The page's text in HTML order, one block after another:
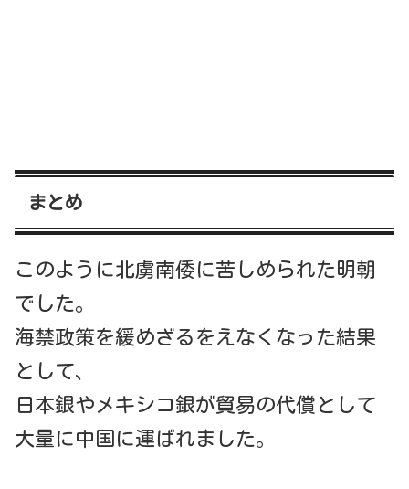
まとめ
このように北虜南倭に苦しめられた明朝
でした。
海禁政策を緩めざるをえなくなった結果
として、
日本銀やメキシコ銀が貿易の代償として
大量に中国に運ばれました。